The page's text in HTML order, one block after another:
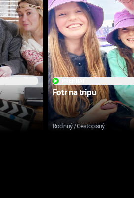
Fotr na tripu
Rodinný / Cestopisný